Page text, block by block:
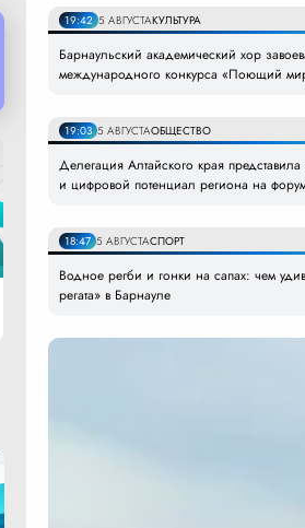
19:42 5 АВГУСТАКУЛЬТУРА
Барнаульский академический хор
международного конкурса «Поющий
19:03 5 АВГУСТАОБЩЕСТВО
Делегация Алтайского края
и цифровой потенциал региона на
18:47 5 АВГУСТАСПОРТ
Водное регби и гонки на сапах: чем
регата» в Барнауле